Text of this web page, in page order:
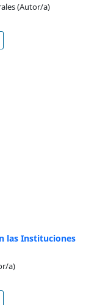
(Autor/a)
las Instituciones
a)